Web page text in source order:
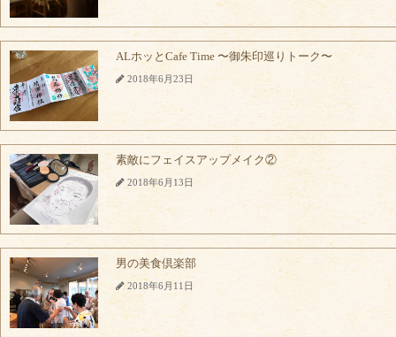
ALホッとCafe Time 〜御朱印巡りトーク〜
2018年6月23日
素敵にフェイスアップメイク②
2018年6月13日
男の美食倶楽部
2018年6月11日